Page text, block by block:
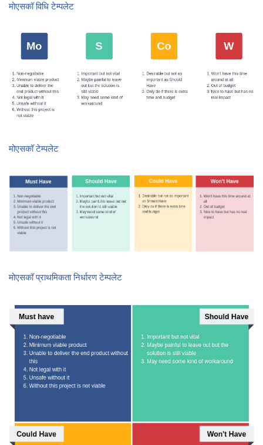
मोएसकॉ विधि टेम्पलेट
मोएसकॉ टेम्पलेट
मोएसकॉ प्राथमिकता निर्धारण टेम्पलेट